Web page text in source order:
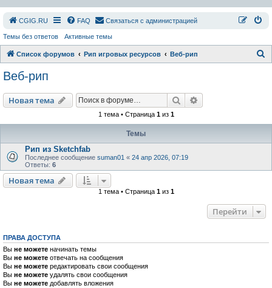
СGIG.RU FAQ Связаться с администрацией
Темы без ответов Активные темы
Список форумов Рип игровых ресурсов Веб-рип
Веб-рип
Новая тема Поиск
1 тема • Страница 1из 1
Темы
Рип из Sketchfab
Последнее сообщение suman01 « 24 апр 2026, 07:19
Ответы: 6
Новая тема
1 тема • Страница 1из 1
Перейти
ПРАВА ДОСТУПА
Вы не можете начинать темы
Вы не можете отвечать на сообщения
Вы не можете редактировать свои сообщения
Вы не можете удалять свои сообщения
Вы не можете добавлять вложения